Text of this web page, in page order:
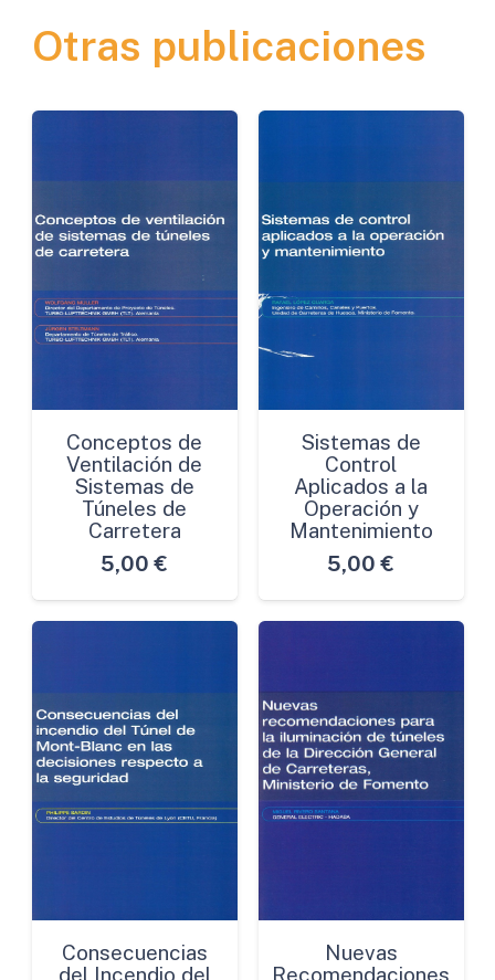
Pesados
a
España
cantidad
Otras publicaciones
Conceptos de
Ventilación de
Sistemas de
Túneles de
Carretera
5,00 €
Sistemas de
Control
Aplicados a la
Operación y
Mantenimiento
5,00 €
Consecuencias
del Incendio del
Nuevas
Recomendaciones